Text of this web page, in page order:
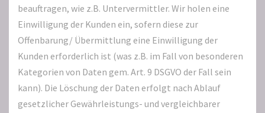
beauftragen, wie z.B. Untervermittler. Wir holen eine
Einwilligung der Kunden ein, sofern diese zur
Offenbarung/ Übermittlung eine Einwilligung der
Kunden erforderlich ist (was z.B. im Fall von besonderen
Kategorien von Daten gem. Art. 9 DSGVO der Fall sein
kann). Die Löschung der Daten erfolgt nach Ablauf
gesetzlicher Gewährleistungs- und vergleichbarer